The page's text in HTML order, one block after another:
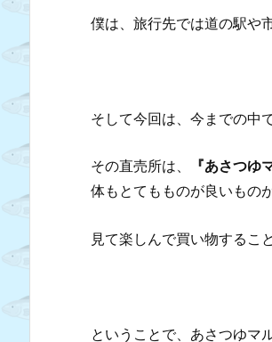
僕は、旅行先では道の駅や
そして今回は、今までの中
その直売所は、 『あさつゆ
体もとてもものが良いもの
見て楽しんで買い物するこ
ということで、あさつゆマ